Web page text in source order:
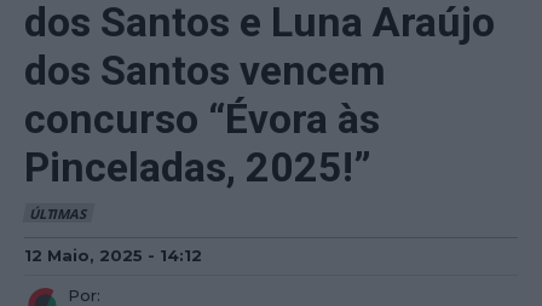
dos Santos e Luna Araújo
dos Santos vencem
concurso “Évora às
Pinceladas, 2025!”
ÚLTIMAS
12 Maio, 2025 - 14:12
Por: